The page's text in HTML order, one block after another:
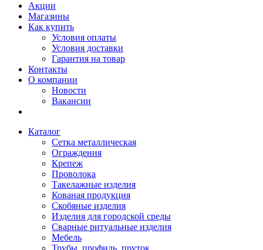
Акции
Магазины
Как купить
Условия оплаты
Условия доставки
Гарантия на товар
Контакты
О компании
Новости
Вакансии
Каталог
Сетка металлическая
Ограждения
Крепеж
Проволока
Такелажные изделия
Кованая продукция
Скобяные изделия
Изделия для городской среды
Сварные ритуальные изделия
Мебель
Трубы, профиль, пруток